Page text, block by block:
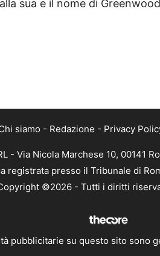
sua e il nome di
siamo - Redazione - Privacy
- Via Nicola Marchese 10, 00141
registrata presso il Tribunale di
©2026 - Tutti i diritti
pubblicitarie su questo sito sono